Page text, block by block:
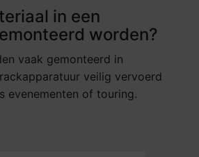
in een
worden?
vaak gemonteerd in
veilig vervoerd
evenementen of touring.